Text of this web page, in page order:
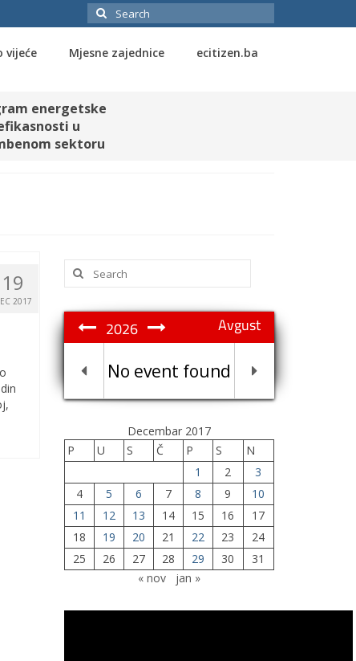
Search
for:
vijeće Mjesne zajednice ecitizen.ba
energetske
u
sektoru
19
2017
Search
for:
Avgust
2026
No event found
Decembar 2017
P
U S Č P S
N
1
2
3
4
5 6 7 8 9
10
11
12 13 14 15 16
17
18
19 20 21 22 23
24
25
26 27 28 29 30
31
« nov
jan »